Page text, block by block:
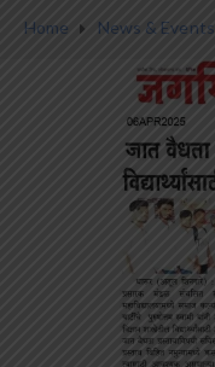
Home News & Events